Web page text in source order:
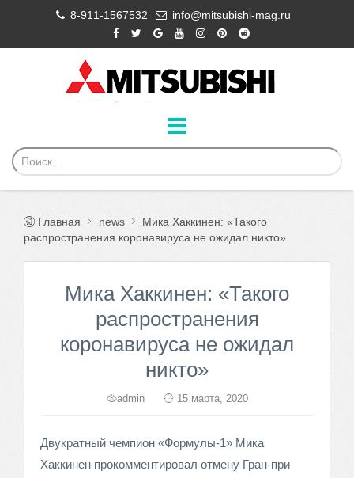
8-911-1567532 info@mitsubishi-mag.ru
Главная news
Мика Хаккинен: «Такого
распространения коронавируса не ожидал никто»
Мика Хаккинен: «Такого
распространения
коронавируса не ожидал
никто»
admin 15 марта, 2020
Двукратный чемпион «Формулы-1» Мика
Хаккинен прокомментировал отмену Гран-при